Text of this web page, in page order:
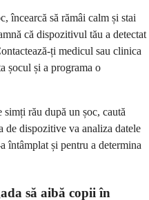
încearcă să rămâi calm și stai
că dispozitivul tău a detectat
ți medicul sau clinica
șocul și a programa o
rău după un șoc, caută
de dispozitive va analiza datele
întâmplat și pentru a determina
să aibă copii în